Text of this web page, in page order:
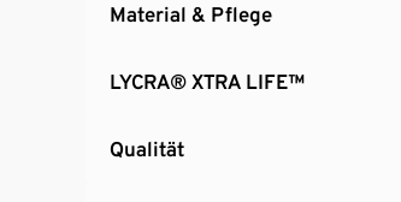
Material & Pflege
LYCRA® XTRA LIFE™
Qualität